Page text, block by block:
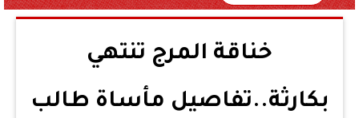
خناقة المرج تنتهي
بكارثة..تفاصيل مأساة طالب